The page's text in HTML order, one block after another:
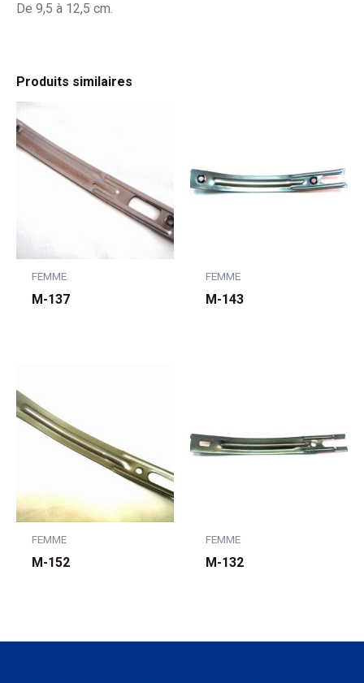
De 9,5 à 12,5 cm.
Produits similaires
FEMME
M-137
FEMME
M-143
FEMME
M-152
FEMME
M-132